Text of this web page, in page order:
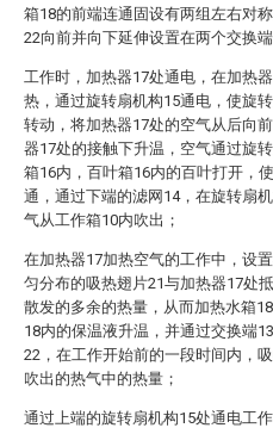
箱18的前端连通固设有两组左右对
22向前并向下延伸设置在两个交换端
工作时，加热器17处通电，在加热
热，通过旋转扇机构15通电，使旋
转动，将加热器17处的空气从后向
器17处的接触下升温，空气通过旋
箱16内，百叶箱16内的百叶打开，
通，通过下端的滤网14，在旋转扇
气从工作箱10内吹出；
在加热器17加热空气的工作中，设
匀分布的吸热翅片21与加热器17处
散发的多余的热量，从而加热水箱
18内的保温液升温，并通过交换端
22，在工作开始前的一段时间内，
吹出的热气中的热量；
通过上端的旋转扇机构15处通电工